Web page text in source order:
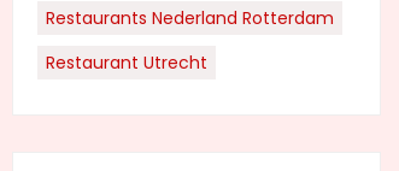
Restaurants Nederland Rotterdam
Restaurant Utrecht